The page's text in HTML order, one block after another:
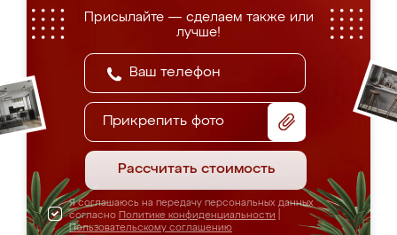
Присылайте — сделаем также или
лучше!
Прикрепить фото
Рассчитать стоимость
Я соглашаюсь на передачу персональных данных
согласно Политике конфиденциальности
Пользовательскому соглашению